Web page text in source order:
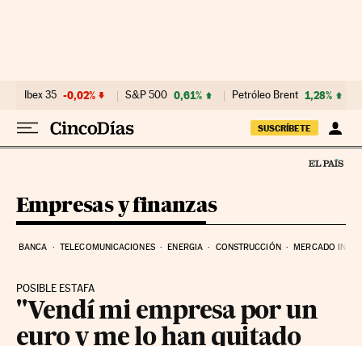
Ibex 35 -0,02% S&P 500 0,61% Petróleo Brent 1,28%
SUSCRÍBETE
Empresas y finanzas
BANCA TELECOMUNICACIONES ENERGIA CONSTRUCCIÓN MERCADO
POSIBLE ESTAFA
"Vendí mi empresa por un
euro y me lo han quitado